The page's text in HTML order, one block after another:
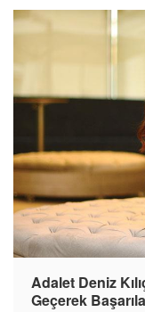
Adalet Deniz
Geçerek